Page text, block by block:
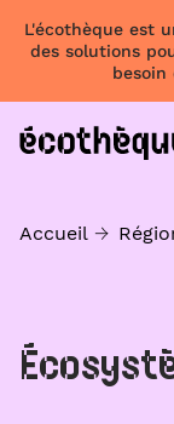
L'écothèque est
des solutions
besoin
Accueil